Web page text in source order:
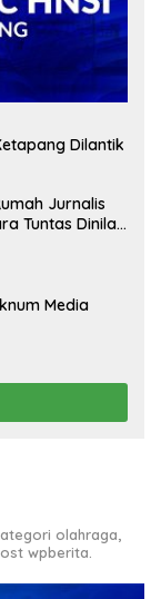
Dilantik
Jurnalis
Tuntas Dinilai
Media
olahraga,
wpberita.